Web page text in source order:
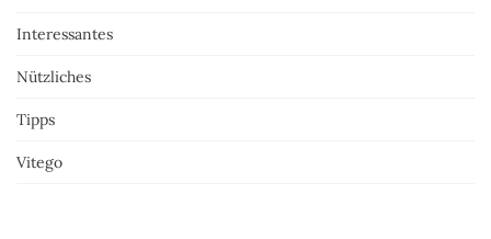
Interessantes
Nützliches
Tipps
Vitego